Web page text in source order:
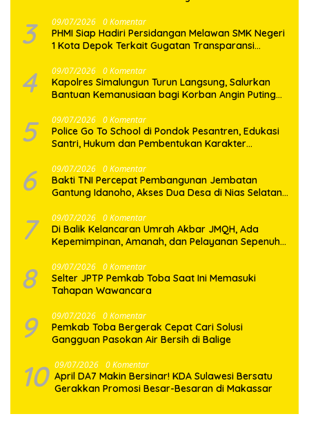
3 09/07/2026 0 Komentar
PHMI Siap Hadiri Persidangan Melawan SMK Negeri
1 Kota Depok Terkait Gugatan Transparansi
4 09/07/2026 0 Komentar
Kapolres Simalungun Turun Langsung, Salurkan
Bantuan Kemanusiaan bagi Korban Angin Puting
5 09/07/2026 0 Komentar
Police Go To School di Pondok Pesantren, Edukasi
Santri, Hukum dan Pembentukan Karakter
6 09/07/2026 0 Komentar
Bakti TNI Percepat Pembangunan Jembatan
Gantung Idanoho, Akses Dua Desa di Nias Selatan
7 09/07/2026 0 Komentar
Di Balik Kelancaran Umrah Akbar JMQH, Ada
Kepemimpinan, Amanah, dan Pelayanan Sepenuh
8 09/07/2026 0 Komentar
Selter JPTP Pemkab Toba Saat Ini Memasuki
Tahapan Wawancara
9 09/07/2026 0 Komentar
Pemkab Toba Bergerak Cepat Cari Solusi
Gangguan Pasokan Air Bersih di Balige
10 09/07/2026 0 Komentar
April DA7 Makin Bersinar! KDA Sulawesi Bersatu
Gerakkan Promosi Besar-Besaran di Makassar